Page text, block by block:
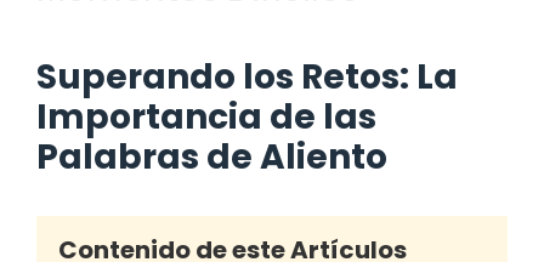
Superando los Retos: La
Importancia de las
Palabras de Aliento
Contenido de este Artículos